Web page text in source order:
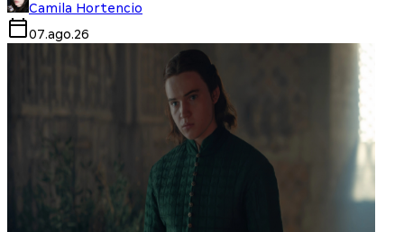
Camila Hortencio
07.ago.26